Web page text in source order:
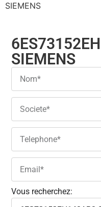
SIEMENS
SIEMENS
Vous recherchez: